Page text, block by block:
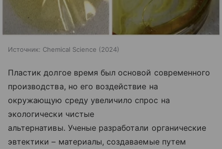
Источник: Chemical Science (2024)
Пластик долгое время был основой современного
производства, но его воздействие на
окружающую среду увеличило спрос на
экологически чистые
альтернативы. Ученые разработали органические
эвтектики – материалы, создаваемые путем